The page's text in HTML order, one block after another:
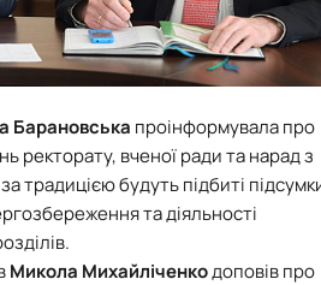
Барановська проінформувала про
ректорату, вченої ради та нарад з
традицією будуть підбиті
та діяльності
Микола Михайліченкодоповів про